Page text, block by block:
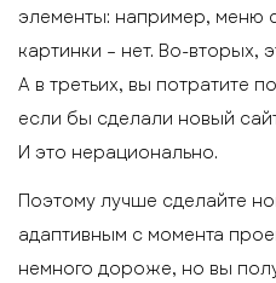
элементы: например, меню
картинки – нет. Во-вторых,
А в третьих, вы потратите
если бы сделали новый
И это нерационально.
Поэтому лучше сделайте
адаптивным с момента
немного дороже, но вы